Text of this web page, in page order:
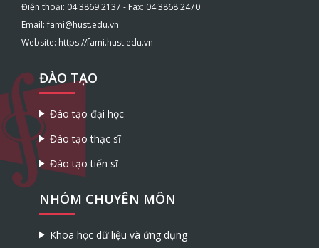
Điện thoại: 04 3869 2137 - Fax: 04 3868 2470
Email: fami@hust.edu.vn
Website: https://fami.hust.edu.vn
ĐÀO TẠO
Đào tạo đại học
Đào tạo thạc sĩ
Đào tạo tiến sĩ
NHÓM CHUYÊN MÔN
Khoa học dữ liệu và ứng dụng